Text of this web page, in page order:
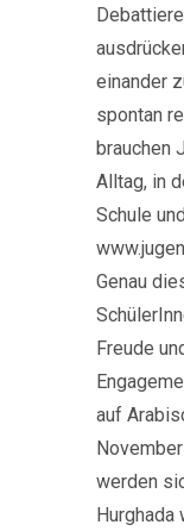
einander
spontan
brauchen
Alltag, in
Schule
Genau
Freude
auf
November
werden
Hurghada